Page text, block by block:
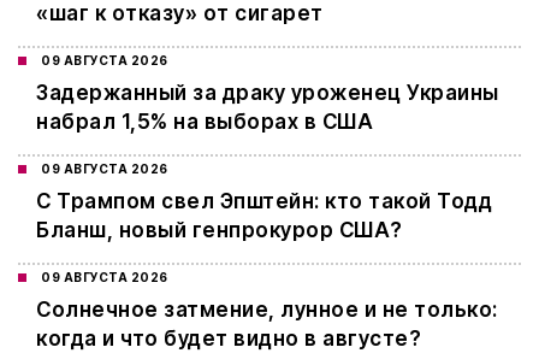
«шаг к отказу» от сигарет
09 АВГУСТА 2026
Задержанный за драку уроженец Украины
набрал 1,5% на выборах в США
09 АВГУСТА 2026
С Трампом свел Эпштейн: кто такой Тодд
Бланш, новый генпрокурор США?
09 АВГУСТА 2026
Cолнечное затмение, лунное и не только:
когда и что будет видно в августе?